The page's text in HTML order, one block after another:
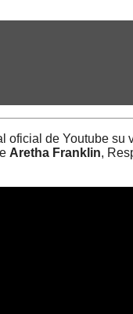
oficial de Youtube su
Aretha Franklin,